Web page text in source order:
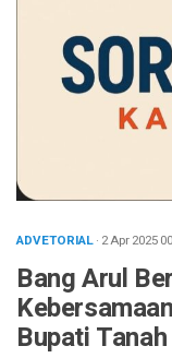
ADVETORIAL· 2 Apr 2025
Bang Arul
Bupati